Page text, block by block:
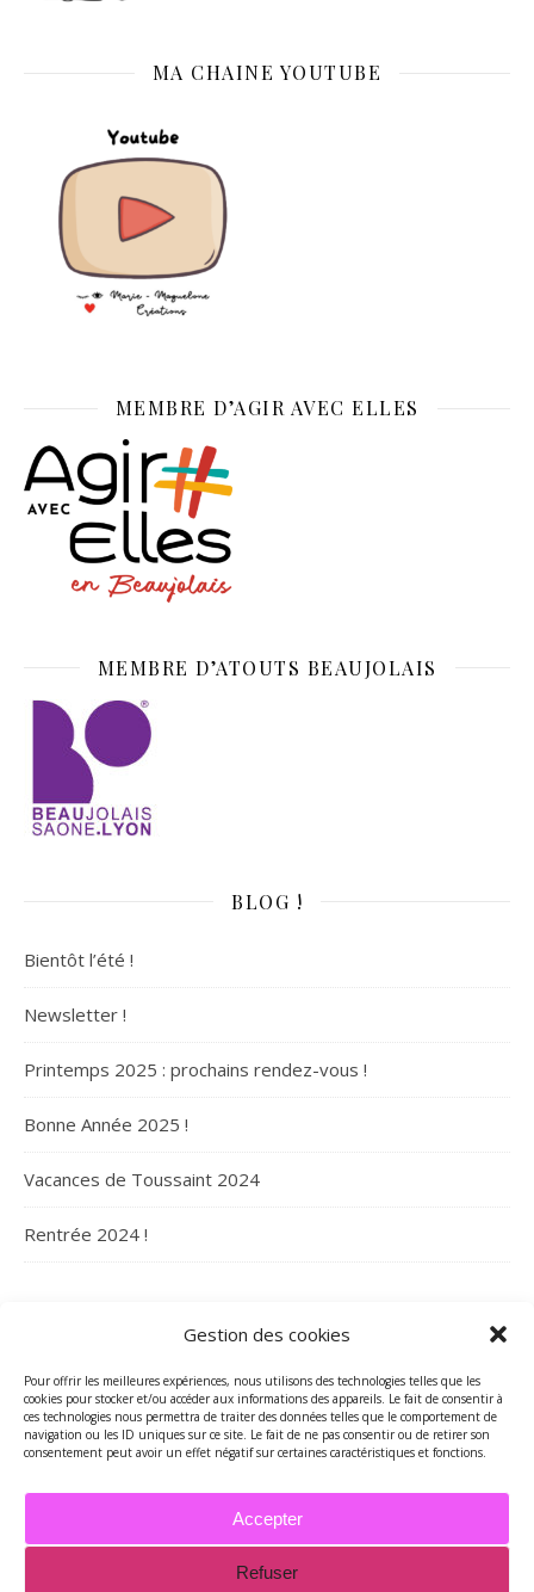
Gestion des cookies
Pour offrir les meilleures expériences, nous utilisons des technologies telles que les
cookies pour stocker et/ou accéder aux informations des appareils. Le fait de consentir à
ces technologies nous permettra de traiter des données telles que le comportement de
navigation ou les ID uniques sur ce site. Le fait de ne pas consentir ou de retirer son
consentement peut avoir un effet négatif sur certaines caractéristiques et fonctions.
Accepter
Refuser
MA CHAINE YOUTUBE
MEMBRE D’AGIR AVEC ELLES
MEMBRE D’ATOUTS BEAUJOLAIS
BLOG !
Bientôt l’été !
Newsletter !
Printemps 2025 : prochains rendez-vous !
Bonne Année 2025 !
Vacances de Toussaint 2024
Rentrée 2024 !
ARCHIVES
Archives
2026 - Tous droits réservés - Merci de contacter Marie-Maguelone